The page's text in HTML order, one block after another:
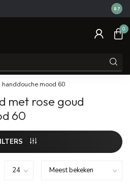
14
8.7
0
handdouche mood 60
met rose goud
60